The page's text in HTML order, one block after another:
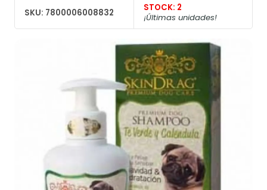
SKU: 7800006008832 STOCK: 2
¡Últimas unidades!